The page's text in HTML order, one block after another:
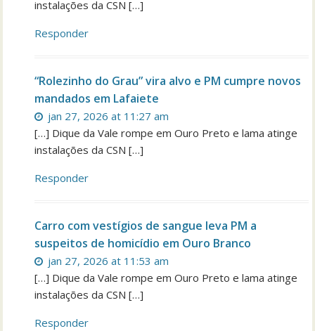
instalações da CSN […]
Responder
“Rolezinho do Grau” vira alvo e PM cumpre novos
mandados em Lafaiete
jan 27, 2026 at 11:27 am
[…] Dique da Vale rompe em Ouro Preto e lama atinge
instalações da CSN […]
Responder
Carro com vestígios de sangue leva PM a
suspeitos de homicídio em Ouro Branco
jan 27, 2026 at 11:53 am
[…] Dique da Vale rompe em Ouro Preto e lama atinge
instalações da CSN […]
Responder